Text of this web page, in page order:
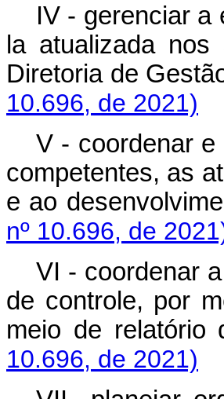
IV - gerenciar a
la atualizada
Diretoria de
10.696, de 2021)
V - coordenar e
competentes, as
e ao
nº 10.696, de
VI - coordenar
de controle, por
meio de
10.696, de 2021)